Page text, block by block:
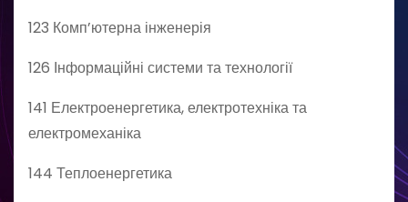
123 Комп’ютерна інженерія
126 Інформаційні системи та технології
141 Електроенергетика, електротехніка та
електромеханіка
144 Теплоенергетика